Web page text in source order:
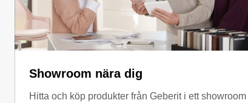
Showroom nära dig
Hitta och köp produkter från Geberit i ett showroom